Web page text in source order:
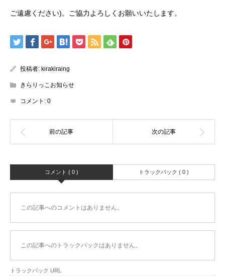
ご遠慮ください)。ご協力よろしくお願いいたします。
投稿者: kirakiraing
きらりっこお知らせ
コメント: 0
コメント ( 0 ) トラックバック ( 0 )
この記事へのコメントはありません。
この記事へのトラックバックはありません。
トラックバック URL